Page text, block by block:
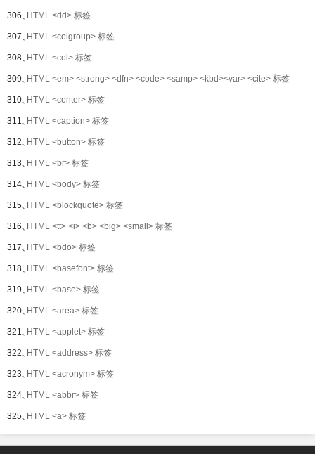
306、HTML <dd> 标签
307、HTML <colgroup> 标签
308、HTML <col> 标签
309、HTML <em> <strong> <dfn> <code> <samp> <kbd><var> <cite> 标签
310、HTML <center> 标签
311、HTML <caption> 标签
312、HTML <button> 标签
313、HTML <br> 标签
314、HTML <body> 标签
315、HTML <blockquote> 标签
316、HTML <tt> <i> <b> <big> <small> 标签
317、HTML <bdo> 标签
318、HTML <basefont> 标签
319、HTML <base> 标签
320、HTML <area> 标签
321、HTML <applet> 标签
322、HTML <address> 标签
323、HTML <acronym> 标签
324、HTML <abbr> 标签
325、HTML <a> 标签